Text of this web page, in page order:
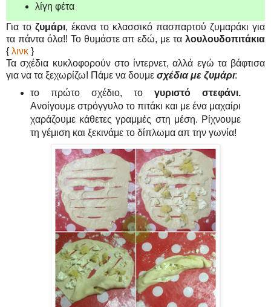
λίγη φέτα
Για το ζυμάρι, έκανα το κλασσικό πασπαρτού ζυμαράκι για
τα πάντα όλα!! Το θυμάστε απ εδώ, με τα λουλουδοπιτάκια
{ λινκ }
Τα σχέδια κυκλοφορούν στο ίντερνετ, αλλά εγώ τα βάφτισα
για να τα ξεχωρίζω! Πάμε να δουμε σχέδια με ζυμάρι:
το πρώτο σχέδιο, τογυριστό στεφάνι.
Ανοίγουμε στρόγγυλο το πιτάκι και με ένα μαχαίρι
χαράζουμε κάθετες γραμμές στη μέση. Ρίχνουμε
τη γέμιση και ξεκινάμε το δίπλωμα απ την γωνία!